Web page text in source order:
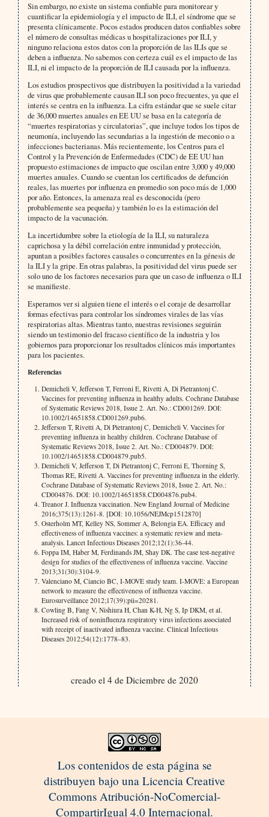
Sin embargo, no existe un sistema confiable para monitorear y
cuantificar la epidemiología y el impacto de ILI, el síndrome que se
presenta clínicamente. Pocos estados producen datos confiables sobre
el número de consultas médicas u hospitalizaciones por ILI, y
ninguno relaciona estos datos con la proporción de las ILIs que se
deben a influenza. No sabemos con certeza cuál es el impacto de las
ILI, ni el impacto de la proporción de ILI causada por la influenza.
Los estudios prospectivos que distribuyen la positividad a la variedad
de virus que probablemente causan ILI son poco frecuentes, ya que el
interés se centra en la influenza. La cifra estándar que se suele citar
de 36,000 muertes anuales en EE UU se basa en la categoría de
“muertes respiratorias y circulatorias”, que incluye todos los tipos de
neumonía, incluyendo las secundarias a la ingestión de meconio o a
infecciones bacterianas. Más recientemente, los Centros para el
Control y la Prevención de Enfermedades (CDC) de EE UU han
propuesto estimaciones de impacto que oscilan entre 3,000 y 49,000
muertes anuales. Cuando se cuentan los certificados de defunción
reales, las muertes por influenza en promedio son poco más de 1,000
por año. Entonces, la amenaza real es desconocida (pero
probablemente sea pequeña) y también lo es la estimación del
impacto de la vacunación.
La incertidumbre sobre la etiología de la ILI, su naturaleza
caprichosa y la débil correlación entre inmunidad y protección,
apuntan a posibles factores causales o concurrentes en la génesis de
la ILI y la gripe. En otras palabras, la positividad del virus puede ser
solo uno de los factores necesarios para que un caso de influenza o ILI
se manifieste.
Esperamos ver si alguien tiene el interés o el coraje de desarrollar
formas efectivas para controlar los síndromes virales de las vías
respiratorias altas. Mientras tanto, nuestras revisiones seguirán
siendo un testimonio del fracaso científico de la industria y los
gobiernos para proporcionar los resultados clínicos más importantes
para los pacientes.
Referencias
Demicheli V, Jefferson T, Ferroni E, Rivetti A, Di Pietrantonj C.
Vaccines for preventing influenza in healthy adults. Cochrane Database
of Systematic Reviews 2018, Issue 2. Art. No.: CD001269. DOI:
10.1002/14651858.CD001269.pub6.
Jefferson T, Rivetti A, Di Pietrantonj C, Demicheli V. Vaccines for
preventing influenza in healthy children. Cochrane Database of
Systematic Reviews 2018, Issue 2. Art. No.: CD004879. DOI:
10.1002/14651858.CD004879.pub5.
Demicheli V, Jefferson T, Di Pietrantonj C, Ferroni E, Thorning S,
Thomas RE, Rivetti A. Vaccines for preventing influenza in the elderly.
Cochrane Database of Systematic Reviews 2018, Issue 2. Art. No.:
CD004876. DOI: 10.1002/14651858.CD004876.pub4.
Treanor J. Influenza vaccination. New England Journal of Medicine
2016;375(13):1261-8. [DOI: 10.1056/NEJMcp1512870]
Osterholm MT, Kelley NS, Sommer A, Belongia EA. Efficacy and
effectiveness of influenza vaccines: a systematic review and meta-
analysis. Lancet Infectious Diseases 2012;12(1):36-44.
Foppa IM, Haber M, Ferdinands JM, Shay DK. The case test-negative
design for studies of the effectiveness of influenza vaccine. Vaccine
2013;31(30):3104-9.
Valenciano M, Ciancio BC, I-MOVE study team. I-MOVE: a European
network to measure the effectiveness of influenza vaccine.
Eurosurveillance 2012;17(39):pii=20281.
Cowling B, Fang V, Nishiura H, Chan K-H, Ng S, Ip DKM, et al.
Increased risk of noninfluenza respiratory virus infections associated
with receipt of inactivated influenza vaccine. Clinical Infectious
Diseases 2012;54(12):1778–83.
creado el 4 de Diciembre de 2020
Los contenidos de esta página se
distribuyen bajo una Licencia Creative
Commons Atribución-NoComercial-
CompartirIgual 4.0 Internacional.